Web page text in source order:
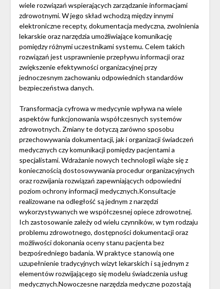
wiele rozwiązań wspierających zarządzanie informacjami
zdrowotnymi. W jego skład wchodzą między innymi
elektroniczne recepty, dokumentacja medyczna, zwolnienia
lekarskie oraz narzędzia umożliwiające komunikację
pomiędzy różnymi uczestnikami systemu. Celem takich
rozwiązań jest usprawnienie przepływu informacji oraz
zwiększenie efektywności organizacyjnej przy
jednoczesnym zachowaniu odpowiednich standardów
bezpieczeństwa danych.
Transformacja cyfrowa w medycynie wpływa na wiele
aspektów funkcjonowania współczesnych systemów
zdrowotnych. Zmiany te dotyczą zarówno sposobu
przechowywania dokumentacji, jak i organizacji świadczeń
medycznych czy komunikacji pomiędzy pacjentami a
specjalistami. Wdrażanie nowych technologii wiąże się z
koniecznością dostosowywania procedur organizacyjnych
oraz rozwijania rozwiązań zapewniających odpowiedni
poziom ochrony informacji medycznych.Konsultacje
realizowane na odległość są jednym z narzędzi
wykorzystywanych we współczesnej opiece zdrowotnej.
Ich zastosowanie zależy od wielu czynników, w tym rodzaju
problemu zdrowotnego, dostępności dokumentacji oraz
możliwości dokonania oceny stanu pacjenta bez
bezpośredniego badania. W praktyce stanowią one
uzupełnienie tradycyjnych wizyt lekarskich i są jednym z
elementów rozwijającego się modelu świadczenia usług
medycznych.Nowoczesne narzędzia medyczne pozostają